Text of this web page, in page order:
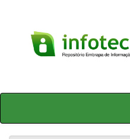
Skip